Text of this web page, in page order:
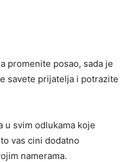
promenite posao, sada je
savete prijatelja i potrazite
u svim odlukama koje
vas cini dodatno
namerama.